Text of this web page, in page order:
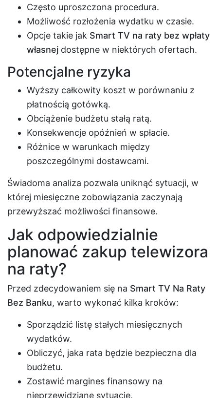
Często uproszczona procedura.
Możliwość rozłożenia wydatku w czasie.
Opcje takie jak Smart TV na raty bez wpłaty
własnej dostępne w niektórych ofertach.
Potencjalne ryzyka
Wyższy całkowity koszt w porównaniu z
płatnością gotówką.
Obciążenie budżetu stałą ratą.
Konsekwencje opóźnień w spłacie.
Różnice w warunkach między
poszczególnymi dostawcami.
Świadoma analiza pozwala uniknąć sytuacji, w
której miesięczne zobowiązania zaczynają
przewyższać możliwości finansowe.
Jak odpowiedzialnie
planować zakup telewizora
na raty?
Przed zdecydowaniem się na Smart TV Na Raty
Bez Banku, warto wykonać kilka kroków:
Sporządzić listę stałych miesięcznych
wydatków.
Obliczyć, jaka rata będzie bezpieczna dla
budżetu.
Zostawić margines finansowy na
nieprzewidziane sytuacje.